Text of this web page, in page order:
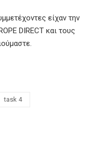
είχαν την
DIRECT και τους
task 4